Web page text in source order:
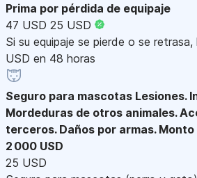
Prima por pérdida de equipaje
47 USD 25 USD
Si su equipaje se pierde o se
USD en 48 horas
Seguro para mascotas Lesiones.
Mordeduras de otros animales.
terceros. Daños por armas.
2 000 USD
25 USD